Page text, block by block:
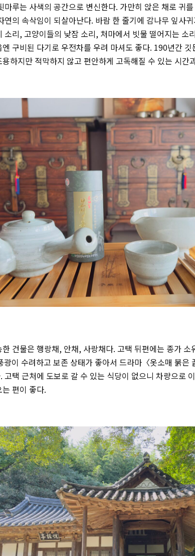
마루는 사색의 공간으로 변신한다. 가만히 앉은 채로 귀
연의 속삭임이 되살아난다. 바람 한 줄기에 감나무 잎사
소리, 고양이들의 낮잠 소리, 처마에서 빗물 떨어지는 소
구비된 다기로 우전차를 우려 마셔도 좋다. 190년간
하지만 적막하지 않고 편안하게 고독해질 수 있는 시간
건물은 행랑채, 안채, 사랑채다. 고택 뒤편에는 종가 소
광이 수려하고 보존 상태가 좋아서 드라마〈옷소매 붉은
고택 근처에 도보로 갈 수 있는 식당이 없으니 차량으로
편이 좋다.